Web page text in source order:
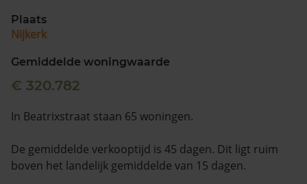
Plaats
Nijkerk
Gemiddelde woningwaarde
€ 320.782
In Beatrixstraat staan 65 woningen.
De gemiddelde verkooptijd is 45 dagen. Dit ligt ruim
boven het landelijk gemiddelde van 15 dagen.